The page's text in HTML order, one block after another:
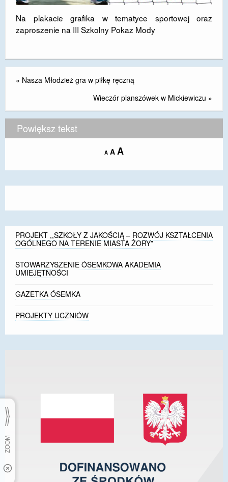
STANDARDY OCHRONY MAŁOLETNICH
PROJEKT ,,SZKOŁY Z JAKOŚCIĄ – ROZWÓJ
REKRUTACJA 2026/2027
Na plakacie grafika w tematyce sportowej oraz
zaproszenie na III Szkolny Pokaz Mody
« Nasza Młodzież gra w piłkę ręczną
Wieczór planszówek w Mickiewiczu »
Powiększ tekst
A Decrease
size.
A Reset
size.
AIncrease
size.
PROJEKT ,,SZKOŁY Z JAKOŚCIĄ – ROZWÓJ KSZTAŁCENIA
OGÓLNEGO NA TERENIE MIASTA ŻORY”
STOWARZYSZENIE ÓSEMKOWA AKADEMIA
UMIEJĘTNOŚCI
GAZETKA ÓSEMKA
PROJEKTY UCZNIÓW